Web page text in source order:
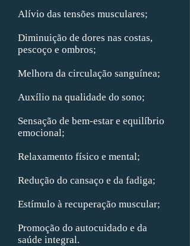
Alívio das tensões musculares;
Diminuição de dores nas costas,
pescoço e ombros;
Melhora da circulação sanguínea;
Auxílio na qualidade do sono;
Sensação de bem-estar e equilíbrio
emocional;
Relaxamento físico e mental;
Redução do cansaço e da fadiga;
Estímulo à recuperação muscular;
Promoção do autocuidado e da
saúde integral.